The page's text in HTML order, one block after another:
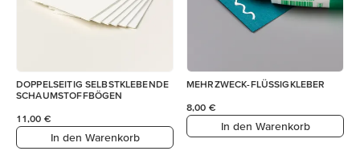
DOPPELSEITIG SELBSTKLEBENDE
SCHAUMSTOFFBÖGEN
11,00 €
In den Warenkorb
MEHRZWECK-FLÜSSIGKLEBER
8,00 €
In den Warenkorb